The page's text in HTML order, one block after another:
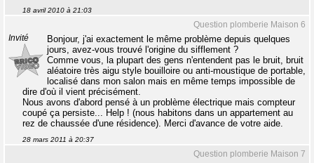
18 avril 2010 à 21:03
Question plomberie Maison 6
Invité
Bonjour, j'ai exactement le même problème depuis quelques
jours, avez-vous trouvé l'origine du sifflement ?
Comme vous, la plupart des gens n'entendent pas le bruit, bruit
aléatoire très aigu style bouilloire ou anti-moustique de portable,
localisé dans mon salon mais en même temps impossible de
dire d'où il vient précisément.
Nous avons d'abord pensé à un problème électrique mais compteur
coupé ça persiste... Help ! (nous habitons dans un appartement au
rez de chaussée d'une résidence). Merci d'avance de votre aide.
28 mars 2011 à 20:37
Question plomberie Maison 7